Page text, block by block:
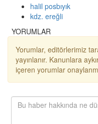
halil posbıyık
kdz. ereğli
YORUMLAR
Yorumlar, editörlerimiz
yayınlanır. Kanunlara
içeren yorumlar